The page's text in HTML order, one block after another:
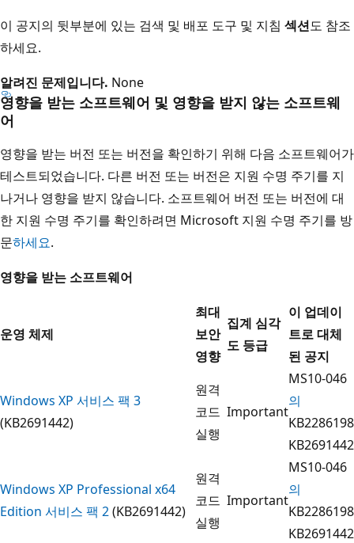
이 공지의 뒷부분에 있는 검색 및 배포 도구 및 지침 섹션도 참조
하세요.
알려진 문제입니다. None
영향을 받는 소프트웨어 및 영향을 받지 않는 소프트웨
어
영향을 받는 버전 또는 버전을 확인하기 위해 다음 소프트웨어가
테스트되었습니다. 다른 버전 또는 버전은 지원 수명 주기를 지
나거나 영향을 받지 않습니다. 소프트웨어 버전 또는 버전에 대
한 지원 수명 주기를 확인하려면 Microsoft 지원 수명 주기를 방
문하세요.
영향을 받는 소프트웨어
운영 체제
최대
보안
영향
집계 심각
도 등급
이 업데이
트로 대체
된 공지
Windows XP 서비스 팩 3
(KB2691442)
원격
코드
실행
Important
MS10-046
의
KB2286198
KB2691442
Windows XP Professional x64
Edition 서비스 팩 2(KB2691442)
원격
코드
실행
Important
MS10-046
의
KB2286198
KB2691442